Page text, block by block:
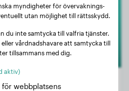
myndigheter för övervaknings-
utan möjlighet till rättsskydd.
du inte samtycka till valfria tjänster.
vårdnadshavare att samtycka till
tillsammans med dig.
aktiv)
webbplatsens